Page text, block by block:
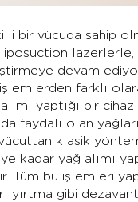
bir vücuda sahip
liposuction
devam
farklı
yaptığı bir
faydalı olan
klasik
kadar yağ alımı
Tüm bu işlemleri
yırtma gibi